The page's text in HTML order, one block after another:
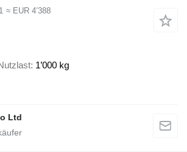
≈ EUR 4’388
1’000 kg
Ltd